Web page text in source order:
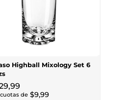
Highball Mixology Set 6
,99
cuotas de $9,99